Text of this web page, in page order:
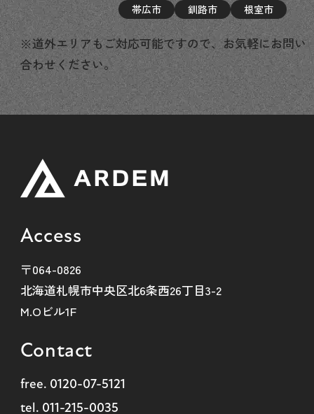
帯広市
釧路市 根室市
※道外エリアもご対応可能ですので、お気軽にお問い
合わせください。
Access
〒064-0826
北海道札幌市中央区北6条西26丁目3-2
M.Oビル1F
Contact
free. 0120-07-5121
tel. 011-215-0035